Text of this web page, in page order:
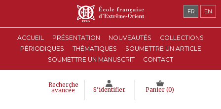
ACCUEIL PRÉSENTATION NOUVEAUTÉS
COLLECTIONS
PÉRIODIQUES
THÉMATIQUES
SOUMETTRE UN ARTICLE
SOUMETTRE UN MANUSCRIT
CONTACT
Recherche
avancée S’identifier Panier (0)
FR EN